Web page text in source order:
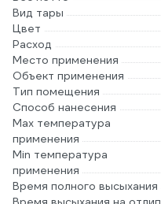
Вид тары
Цвет
Расход
Место применения
Объект применения
Тип помещения
Способ нанесения
Max температура
применения
Min температура
применения
Время полного высыхания